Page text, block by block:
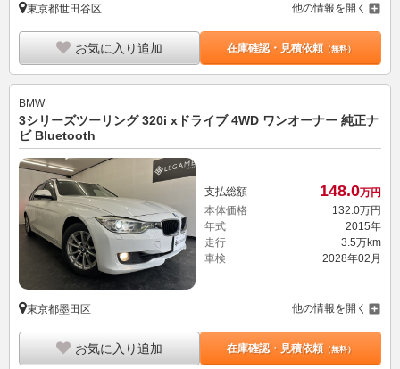
東京都世田谷区 他の情報を開く
お気に入り追加 在庫確認・見積依頼（無料）
BMW
3シリーズツーリング 320i xドライブ 4WD ワンオーナー 純正ナ
ビ Bluetooth
支払総額 148.0万円
本体価格
132. 0万円
年式
2015年
走行
3.5万km
車検
2028年02月
東京都墨田区 他の情報を開く
お気に入り追加 在庫確認・見積依頼（無料）